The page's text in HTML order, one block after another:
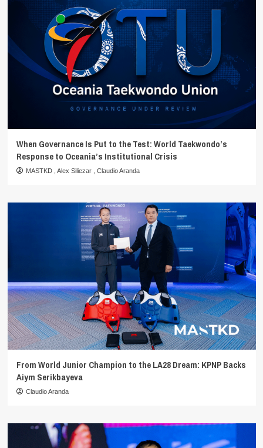
When Governance Is Put to the Test: World Taekwondo’s
Response to Oceania’s Institutional Crisis
MASTKD Alex Siliezar Claudio Aranda
From World Junior Champion to the LA28 Dream: KPNP Backs
Aiym Serikbayeva
Claudio Aranda